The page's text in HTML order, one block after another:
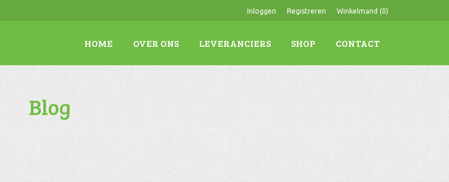
Inloggen Registreren Winkelmand (0)
HOME OVER ONS LEVERANCIERS SHOP CONTACT
Blog